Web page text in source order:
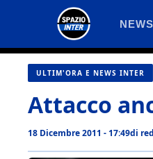
contenuto
NEWS
ULTIM'ORA E NEWS INTER
Attacco
18 Dicembre 2011 - 17:49di